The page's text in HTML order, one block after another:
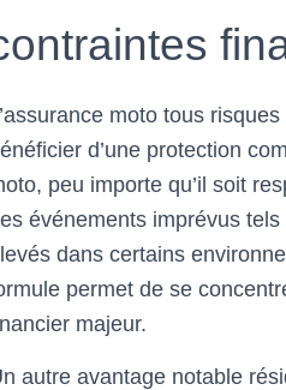
moto tous
d’une protection
peu importe qu’il soit
événements imprévus
dans certains
permet de se
majeur.
autre avantage notable